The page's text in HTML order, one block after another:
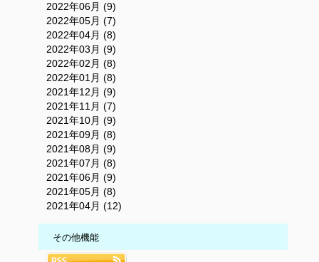
2022年06月 (9)
2022年05月 (7)
2022年04月 (8)
2022年03月 (9)
2022年02月 (8)
2022年01月 (8)
2021年12月 (9)
2021年11月 (7)
2021年10月 (9)
2021年09月 (8)
2021年08月 (9)
2021年07月 (8)
2021年06月 (9)
2021年05月 (8)
2021年04月 (12)
その他機能